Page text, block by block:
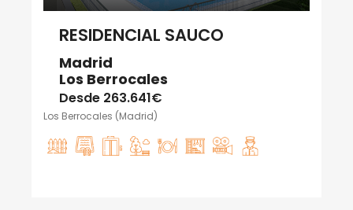
RESIDENCIAL SAUCO
Madrid
Los Berrocales
Desde 263.641€
Los Berrocales (Madrid)